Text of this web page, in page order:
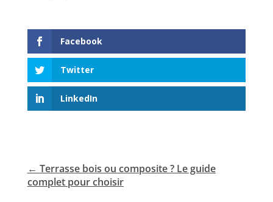
Facebook
Twitter
LinkedIn
← Terrasse bois ou composite ? Le guide
complet pour choisir